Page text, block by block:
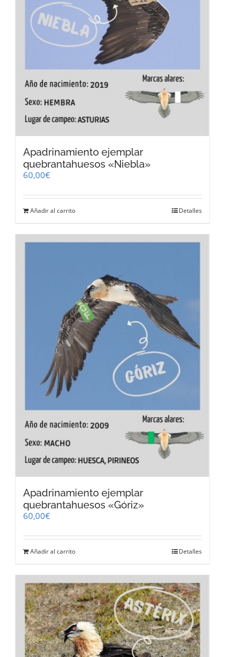
Apadrinamiento ejemplar
quebrantahuesos «Niebla»
60,00€
Añadir al carrito Detalles
Apadrinamiento ejemplar
quebrantahuesos «Góriz»
60,00€
Añadir al carrito Detalles